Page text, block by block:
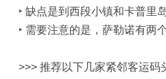
‣ 缺点是到西段小镇和卡普里
‣ 需要注意的是，萨勒诺有两
>>> 推荐以下几家紧邻客运码